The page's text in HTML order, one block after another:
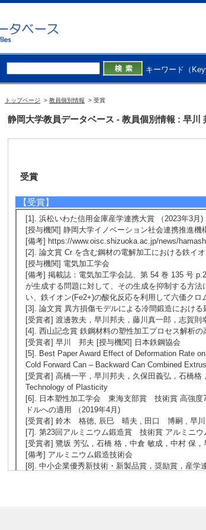
キーワード（
トップページ > 教員個別情報 > 受賞
静岡大学教員データベース - 教員個別情報 : 早川
受賞
【受賞】
[1]. 浜松いわた信用金庫産学連携大賞 （2023年3月)
[授与機関] 静岡大学イノベーション社会連携推進機
[備考] https://www.oisc.shizuoka.ac.jp/news/
[2]. 論文賞 Cr を含む鋼材の電解加工における鉄イ
[授与機関] 電気加工学会
[備考] 掲載誌：電気加工学会誌、第 54 巻 135 号
が生成する問題に対して、その生成を抑制する方
い、鉄イオン(Fe2+)の酸化反応を利用して六価クロ
[3]. 論文賞 異方損傷モデルによる冷間鍛造におけ
[受賞者] 渡邊敦夫，早川邦夫，藤川真一郎，志賀
[4]. 西山記念賞 鉄鋼材料の塑性加工プロセス解析の
[受賞者] 早川 邦夫 [授与機関] 日本鉄鋼協会
[5]. Best Paper Award Effect of Deformation Rate
Cold Forward Can – Backward Can Combined
[受賞者] 高橋一平，早川邦夫，久保田義弘，石橋
Technology of Plasticity
[6]. 日本塑性加工学会 東海支部賞 技術賞 高強度
ドルへの適用 （2019年4月)
[受賞者] 鈴木 格徳, 辰巳 晴夫 , 田口 博嗣 , 早
[7]. 第23回アルミニウム鍛造賞 技術賞 アルミニ
[受賞者] 鷺坂 芳弘，石橋 格，中倉 敏成，中村 保
[備考] アルミニウム鍛造技術会
[8]. 中小企業優秀新技術・新製品賞，奨励賞，産